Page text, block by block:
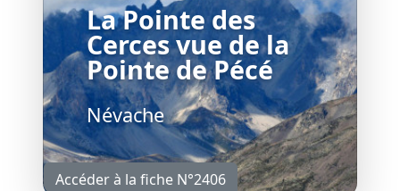
La Pointe des
Cerces vue de la
Pointe de Pécé
Névache
Accéder à la fiche N°2406